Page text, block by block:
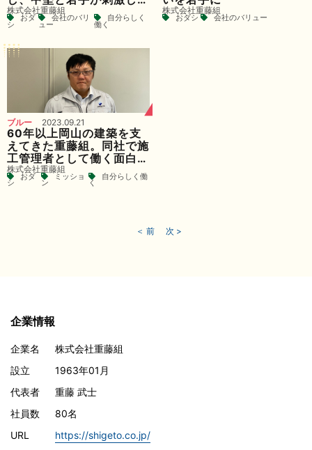
う会社をつくる
株式会社重藤組
おダ
シ
会社のバリ
ュー
自分らしく
働く
株式会社重藤組
おダシ 会社のバリュー
ブルー 2023.09.21
60年以上岡山の建築を支
えてきた重藤組。同社で施
工管理者として働く面白さ
とやりがいとは
株式会社重藤組
おダ
シ
ミッショ
ン
自分らしく働
く
＜ 前 次 >
企業情報
企業名
株式会社重藤組
設立
1963年01月
代表者
重藤 武士
社員数
80名
URL
https://shigeto.co.jp/